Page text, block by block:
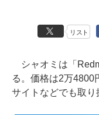
リスト
シャオミは「
る。価格は2万4800
サイトなどでも取り